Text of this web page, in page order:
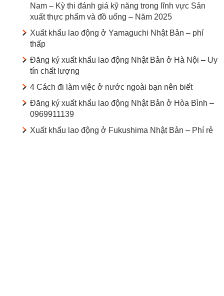
Nam – Kỳ thi đánh giá kỹ năng trong lĩnh vực Sản
xuất thực phẩm và đồ uống – Năm 2025
Xuất khẩu lao động ở Yamaguchi Nhật Bản – phí
thấp
Đăng ký xuất khẩu lao động Nhật Bản ở Hà Nội – Uy
tín chất lượng
4 Cách đi làm việc ở nước ngoài bạn nên biết
Đăng ký xuất khẩu lao động Nhật Bản ở Hòa Bình –
0969911139
Xuất khẩu lao động ở Fukushima Nhật Bản – Phí rẻ